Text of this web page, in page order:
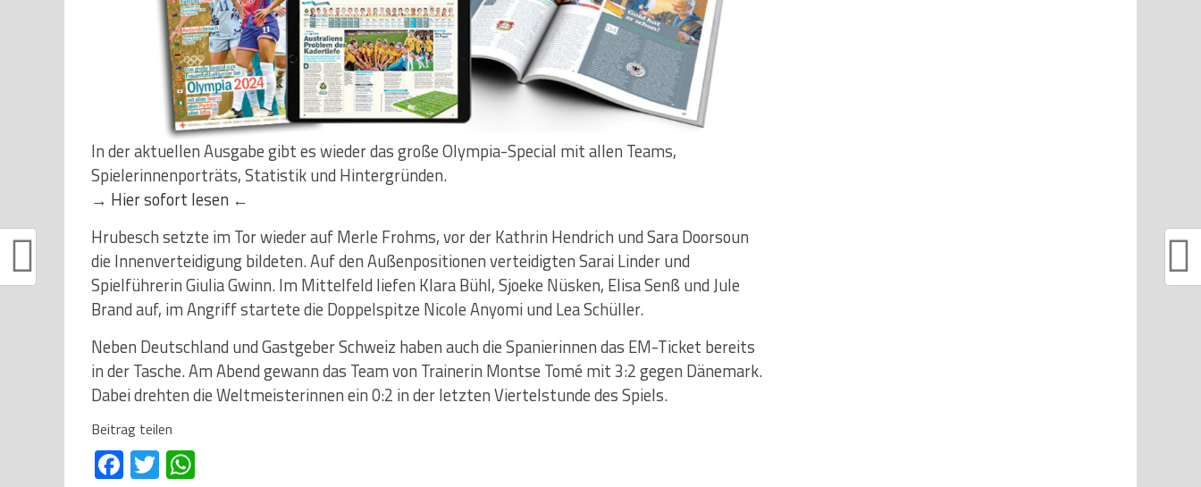
In der aktuellen Ausgabe gibt es wieder das große Olympia-Special mit allen Teams,
Spielerinnenporträts, Statistik und Hintergründen.
→ Hier sofort lesen ←
Hrubesch setzte im Tor wieder auf Merle Frohms, vor der Kathrin Hendrich und Sara Doorsoun
die Innenverteidigung bildeten. Auf den Außenpositionen verteidigten Sarai Linder und
Spielführerin Giulia Gwinn. Im Mittelfeld liefen Klara Bühl, Sjoeke Nüsken, Elisa Senß und Jule
Brand auf, im Angriff startete die Doppelspitze Nicole Anyomi und Lea Schüller.
Neben Deutschland und Gastgeber Schweiz haben auch die Spanierinnen das EM-Ticket bereits
in der Tasche. Am Abend gewann das Team von Trainerin Montse Tomé mit 3:2 gegen Dänemark.
Dabei drehten die Weltmeisterinnen ein 0:2 in der letzten Viertelstunde des Spiels.
Beitrag teilen
Facebook
Twitter